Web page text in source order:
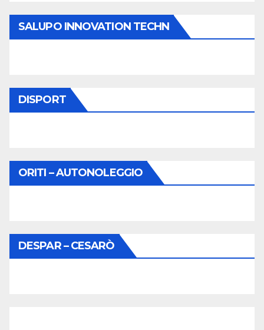
SALUPO INNOVATION TECHN
DISPORT
ORITI – AUTONOLEGGIO
DESPAR – CESARÒ